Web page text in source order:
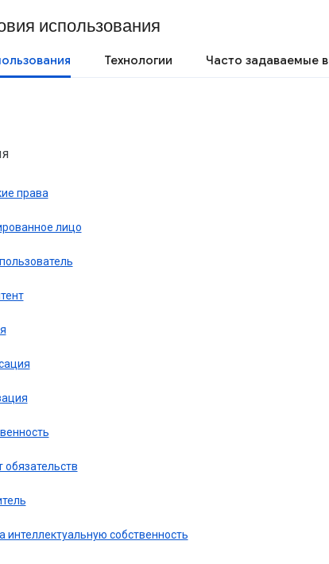
использования
Технологии Часто задаваемые
права
лицо
обязательств
интеллектуальную собственность